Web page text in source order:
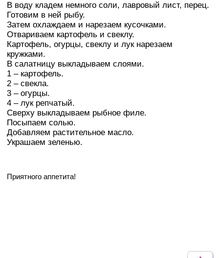
В воду кладем немного соли, лавровый лист, перец.
Готовим в ней рыбу.
Затем охлаждаем и нарезаем кусочками.
Отвариваем картофель и свеклу.
Картофель, огурцы, свеклу и лук нарезаем
кружками.
В салатницу выкладываем слоями.
1 – картофель.
2 – свекла.
3 – огурцы.
4 – лук репчатый.
Сверху выкладываем рыбное филе.
Посыпаем солью.
Добавляем растительное масло.
Украшаем зеленью.
Приятного аппетита!